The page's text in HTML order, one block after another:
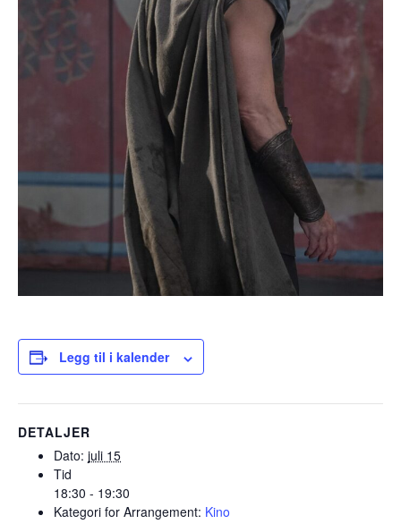
Legg til i kalender
DETALJER
Dato: juli 15
Tid
18:30 - 19:30
Kategori for Arrangement: Kino